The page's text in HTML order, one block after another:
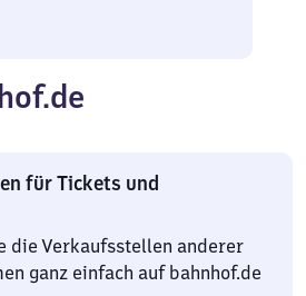
für Tickets und
die Verkaufsstellen anderer
ganz einfach auf bahnhof.de